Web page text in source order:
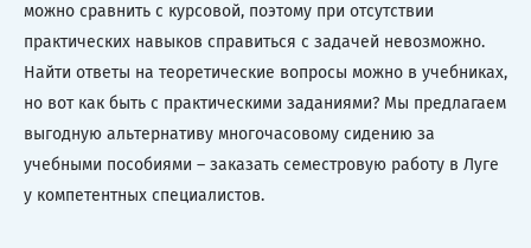
можно сравнить с курсовой, поэтому при отсутствии
практических навыков справиться с задачей невозможно.
Найти ответы на теоретические вопросы можно в учебниках,
но вот как быть с практическими заданиями? Мы предлагаем
выгодную альтернативу многочасовому сидению за
учебными пособиями – заказать семестровую работу в Луге
у компетентных специалистов.